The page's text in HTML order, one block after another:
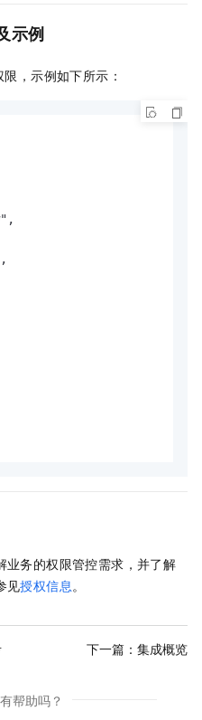
示例
，示例如下所示：
业务的权限管控需求，并了解
见授权信息 。
下一篇： 集成概览
帮助吗？